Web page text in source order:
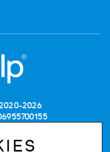
2026
et des sociétés :